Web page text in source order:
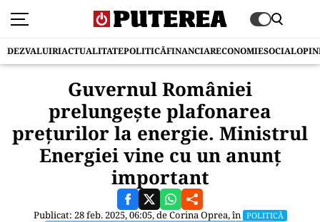
DEZVALUIRIACTUALITATEPOLITICĂFINANCIARECONOMIESOCIAL
Guvernul României
prelungește plafonarea
prețurilor la energie. Ministrul
Energiei vine cu un anunț
important
Publicat: 28 feb. 2025, 06:05, deCorina Oprea, în POLITICĂ